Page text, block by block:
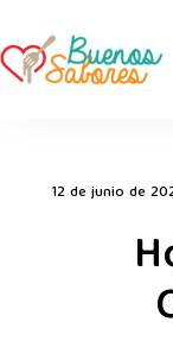
12 de junio de